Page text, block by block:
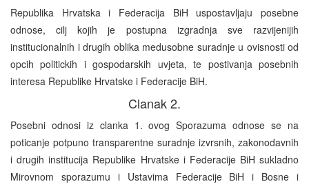
Republika Hrvatska i Federacija BiH uspostavljaju posebne
odnose, cilj kojih je postupna izgradnja sve razvijenijih
institucionalnih i drugih oblika medusobne suradnje u ovisnosti od
opcih politickih i gospodarskih uvjeta, te postivanja posebnih
interesa Republike Hrvatske i Federacije BiH.
Clanak 2.
Posebni odnosi iz clanka 1. ovog Sporazuma odnose se na
poticanje potpuno transparentne suradnje izvrsnih, zakonodavnih
i drugih institucija Republike Hrvatske i Federacije BiH sukladno
Mirovnom sporazumu i Ustavima Federacije BiH i Bosne i